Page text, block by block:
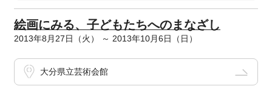
絵画にみる、子どもたちへのまなざし
2013年8月27日（火） ～ 2013年10月6日（日）
大分県立芸術会館